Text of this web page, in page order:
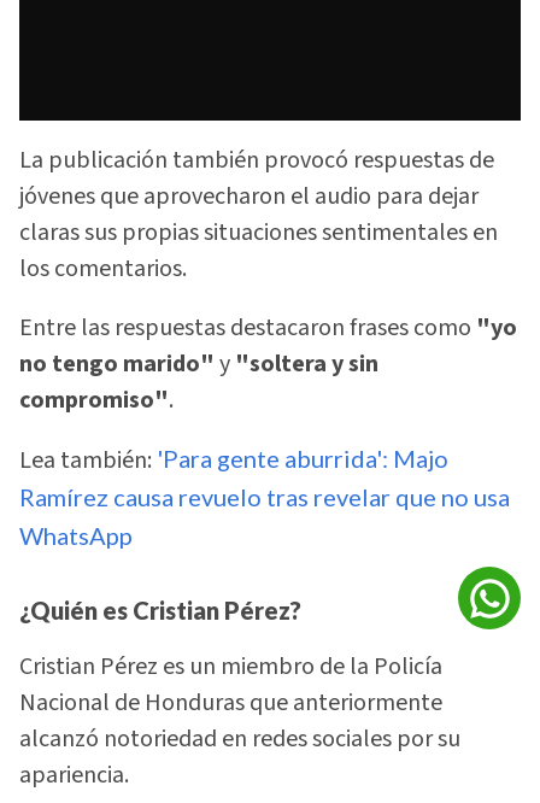
La publicación también provocó respuestas de
jóvenes que aprovecharon el audio para dejar
claras sus propias situaciones sentimentales en
los comentarios.
Entre las respuestas destacaron frases como "yo
no tengo marido" y "soltera y sin
compromiso".
Lea también: 'Para gente aburrida': Majo
Ramírez causa revuelo tras revelar que no usa
WhatsApp
¿Quién es Cristian Pérez?
Cristian Pérez es un miembro de la Policía
Nacional de Honduras que anteriormente
alcanzó notoriedad en redes sociales por su
apariencia.